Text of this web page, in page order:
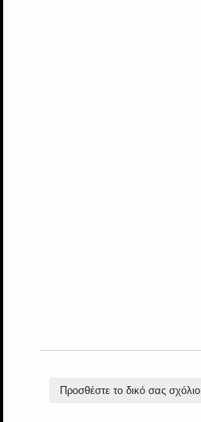
Προσθέστε το δικό σας σχόλιο